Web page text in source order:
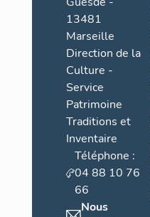
13481
Marseille
Direction de la
Culture -
Service
Patrimoine
Traditions et
Inventaire
Téléphone :
04 88 10 76
66
Nous